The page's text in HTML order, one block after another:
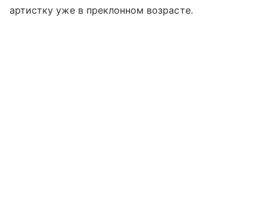
артистку уже в преклонном возрасте.